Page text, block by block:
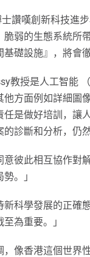
讚嘆創新科技進
脆弱的生態系統所
基礎設施』，將會
教授是人工智能
他方面例如詳細圖
任是做好培訓，
診斷和分析，仍
意彼此相互協作對
。」
新科學發展的正
為重要。」
，像香港這個世界